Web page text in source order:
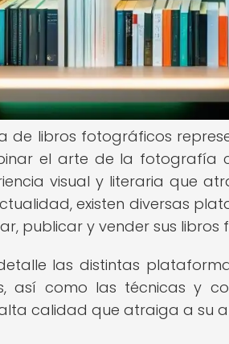
de libros fotográficos
el arte de la fotografía
visual y literaria que
existen diversas
publicar y vender sus
las distintas
así como las técnicas y
calidad que atraiga a su